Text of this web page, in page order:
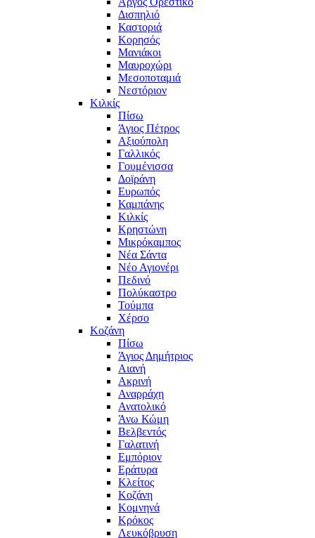
Δισπηλιό
Καστοριά
Κορησός
Μανιάκοι
Μαυροχώρι
Μεσοποταμιά
Νεστόριον
Κιλκίς
Πίσω
Άγιος Πέτρος
Αξιούπολη
Γαλλικός
Γουμένισσα
Δοϊράνη
Ευρωπός
Καμπάνης
Κιλκίς
Κρηστώνη
Μικρόκαμπος
Νέα Σάντα
Νέο Αγιονέρι
Πεδινό
Πολύκαστρο
Τούμπα
Χέρσο
Κοζάνη
Πίσω
Άγιος Δημήτριος
Αιανή
Ακρινή
Αναρράχη
Ανατολικό
Άνω Κώμη
Βελβεντός
Γαλατινή
Εμπόριον
Εράτυρα
Κλείτος
Κοζάνη
Κομνηνά
Κρόκος
Λευκόβρυση